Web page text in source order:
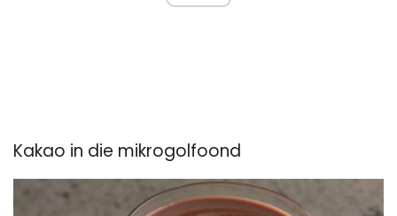
Kakao in die mikrogolfoond